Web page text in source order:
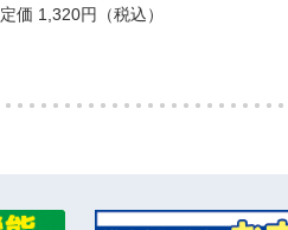
定価 1,320円（税込）